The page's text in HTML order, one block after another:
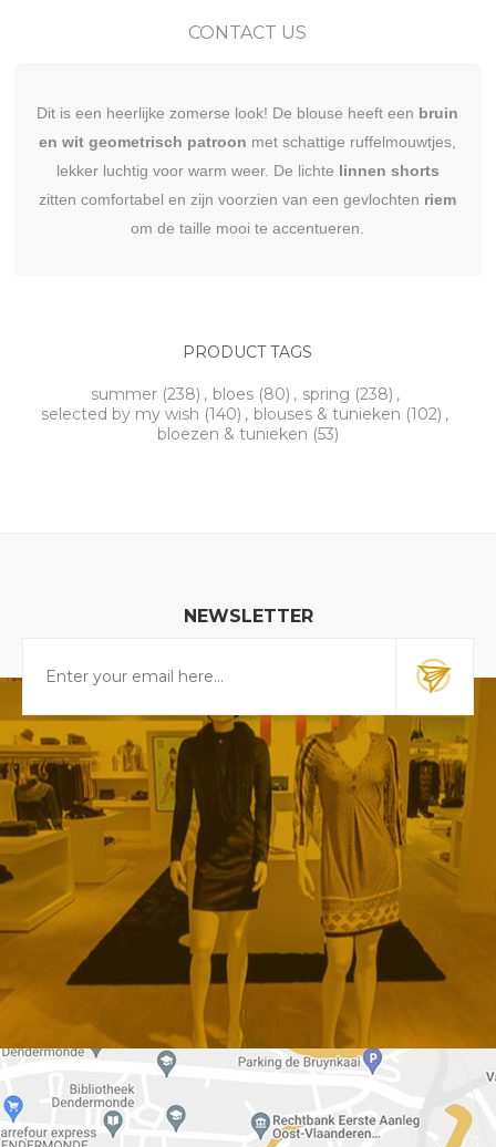
CONTACT US
Dit is een heerlijke zomerse look! De blouse heeft een bruin
en wit geometrisch patroon met schattige ruffelmouwtjes,
lekker luchtig voor warm weer. De lichte linnen shorts
zitten comfortabel en zijn voorzien van een gevlochten riem
om de taille mooi te accentueren.
PRODUCT TAGS
summer (238) , bloes (80) , spring (238) ,
selected by my wish (140) , blouses & tunieken (102) ,
bloezen & tunieken (53)
NEWSLETTER